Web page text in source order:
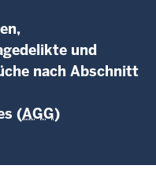
und
nach Abschnitt
(AGG)